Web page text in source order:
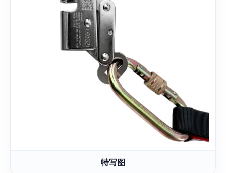
特写图